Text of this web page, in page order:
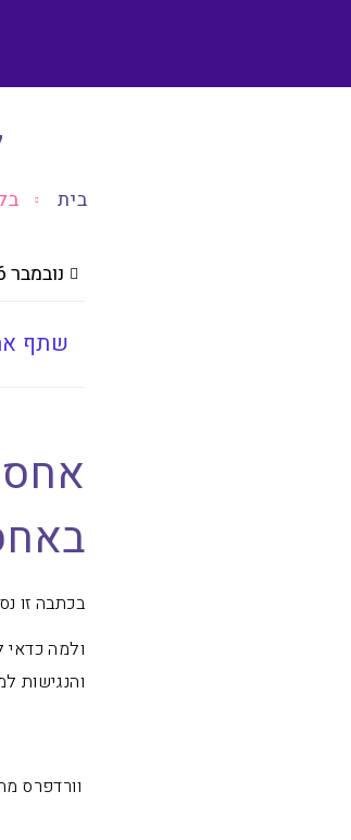
בית
נובמבר 26, 2023
שתף
בכתבה זו
ולמה כדאי
והנגישות
וורדפרס